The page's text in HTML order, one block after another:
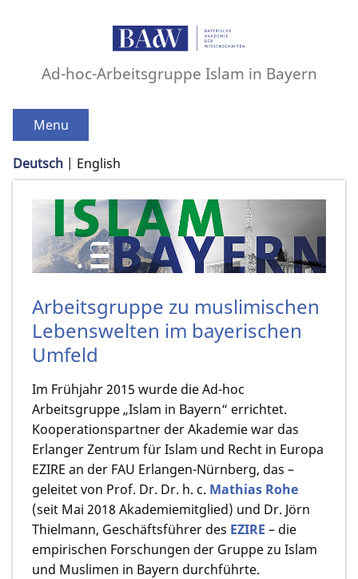
Ad-hoc-Arbeitsgruppe Islam in Bayern
Menu
Deutsch English
Arbeitsgruppe zu muslimischen
Lebenswelten im bayerischen
Umfeld
Im Frühjahr 2015 wurde die Ad-hoc
Arbeitsgruppe „Islam in Bayern“ errichtet.
Kooperationspartner der Akademie war das
Erlanger Zentrum für Islam und Recht in Europa
EZIRE an der FAU Erlangen-Nürnberg, das –
geleitet von Prof. Dr. Dr. h. c. Mathias Rohe
(seit Mai 2018 Akademiemitglied) und Dr. Jörn
Thielmann, Geschäftsführer des EZIRE – die
empirischen Forschungen der Gruppe zu Islam
und Muslimen in Bayern durchführte.